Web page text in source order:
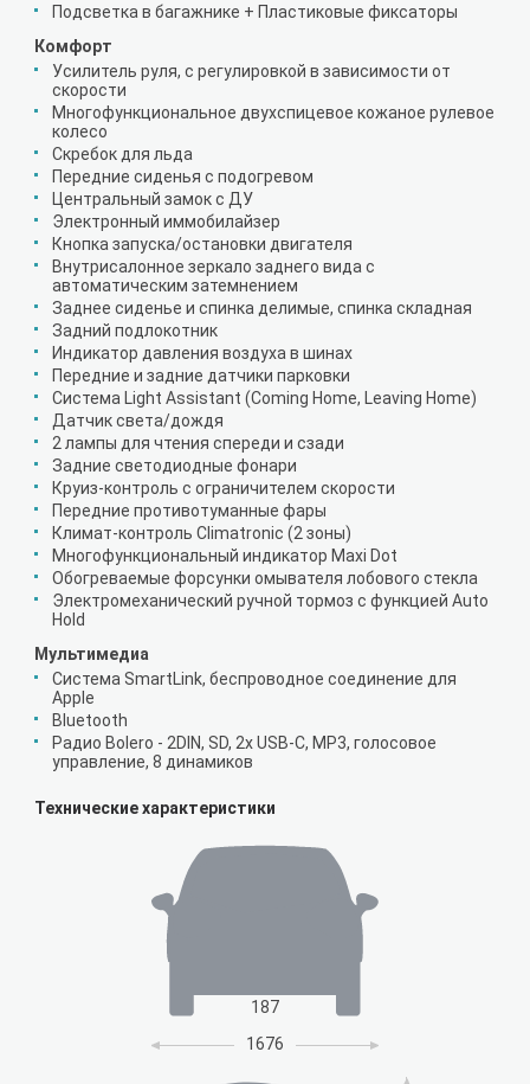
Подсветка в багажнике + Пластиковые фиксаторы
Комфорт
Усилитель руля, с регулировкой в зависимости от
скорости
Многофункциональное двухспицевое кожаное рулевое
колесо
Скребок для льда
Передние сиденья с подогревом
Центральный замок с ДУ
Электронный иммобилайзер
Кнопка запуска/остановки двигателя
Внутрисалонное зеркало заднего вида с
автоматическим затемнением
Заднее сиденье и спинка делимые, спинка складная
Задний подлокотник
Индикатор давления воздуха в шинах
Передние и задние датчики парковки
Система Light Assistant (Coming Home, Leaving Home)
Датчик света/дождя
2 лампы для чтения спереди и сзади
Задние светодиодные фонари
Круиз-контроль с ограничителем скорости
Передние противотуманные фары
Климат-контроль Climatronic (2 зоны)
Многофункциональный индикатор Maxi Dot
Обогреваемые форсунки омывателя лобового стекла
Электромеханический ручной тормоз с функцией Auto
Hold
Мультимедиа
Система SmartLink, беспроводное соединение для
Apple
Bluetooth
Радио Bolero - 2DIN, SD, 2x USB-C, MP3, голосовое
управление, 8 динамиков
Технические характеристики
187
1676